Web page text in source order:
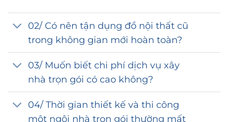
02/ Có nên tận dụng đồ nội thất cũ
trong không gian mới hoàn toàn?
03/ Muốn biết chi phí dịch vụ xây
nhà trọn gói có cao không?
04/ Thời gian thiết kế và thi công
một ngôi nhà trọn gói thường mất